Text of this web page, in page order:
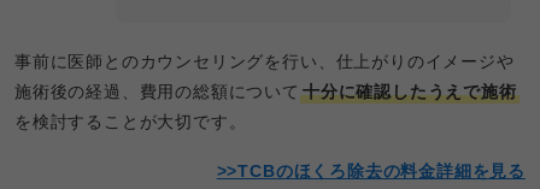
事前に医師とのカウンセリングを行い、仕上がりのイメージや
施術後の経過、費用の総額について 十分に確認したうえで施術
を検討することが大切です。
>>TCBのほくろ除去の料金詳細を見る